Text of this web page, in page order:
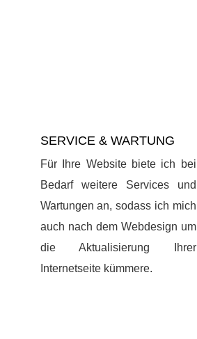
SERVICE & WARTUNG
Für Ihre Website biete ich bei
Bedarf weitere Services und
Wartungen an, sodass ich mich
auch nach dem Webdesign um
die Aktualisierung Ihrer
Internetseite kümmere.